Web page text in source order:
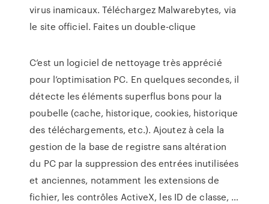
virus inamicaux. Téléchargez Malwarebytes, via
le site officiel. Faites un double-clique
C’est un logiciel de nettoyage très apprécié
pour l’optimisation PC. En quelques secondes, il
détecte les éléments superflus bons pour la
poubelle (cache, historique, cookies, historique
des téléchargements, etc.). Ajoutez à cela la
gestion de la base de registre sans altération
du PC par la suppression des entrées inutilisées
et anciennes, notamment les extensions de
fichier, les contrôles ActiveX, les ID de classe, …